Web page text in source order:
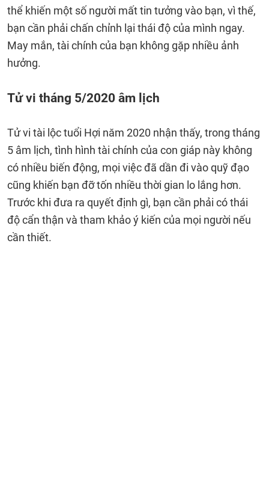
thể khiến một số người mất tin tưởng vào bạn, vì thế,
bạn cần phải chấn chỉnh lại thái độ của mình ngay.
May mắn, tài chính của bạn không gặp nhiều ảnh
hưởng.
Tử vi tháng 5/2020 âm lịch
Tử vi tài lộc tuổi Hợi năm 2020 nhận thấy, trong tháng
5 âm lịch, tình hình tài chính của con giáp này không
có nhiều biến động, mọi việc đã dần đi vào quỹ đạo
cũng khiến bạn đỡ tốn nhiều thời gian lo lắng hơn.
Trước khi đưa ra quyết định gì, bạn cần phải có thái
độ cẩn thận và tham khảo ý kiến của mọi người nếu
cần thiết.